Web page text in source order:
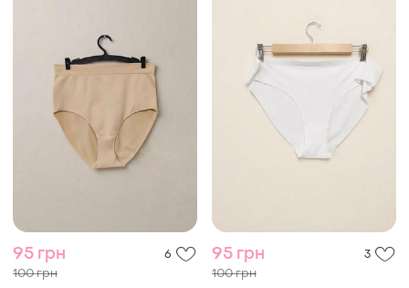
95 грн 6
100 грн
95 грн 3
100 грн